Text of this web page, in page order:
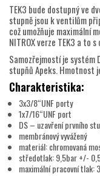
TEK3 bude dostupný ve
stupně jsou k ventilům
což umožňuje maximální
NITROX verze TEK3 a to
Samozřejmostí je systém
stupňů Apeks. Hmotnost
Charakteristika:
3x3/8“UNF porty
1x7/16“UNF port
DS – uzavření prvního
membránový vyvážený
materiál: chromovaná
středotlak: 9,5bar +/-
maximální pracovní tlak: